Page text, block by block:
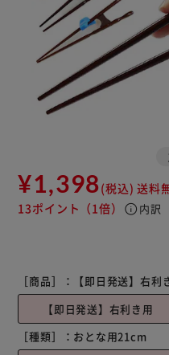
¥1,398(税込) 送料
13ポイント （1倍） info 内訳
［商品］：
【即日発送】右利
【即日発送】右利き用
［種類］： おとな用21cm